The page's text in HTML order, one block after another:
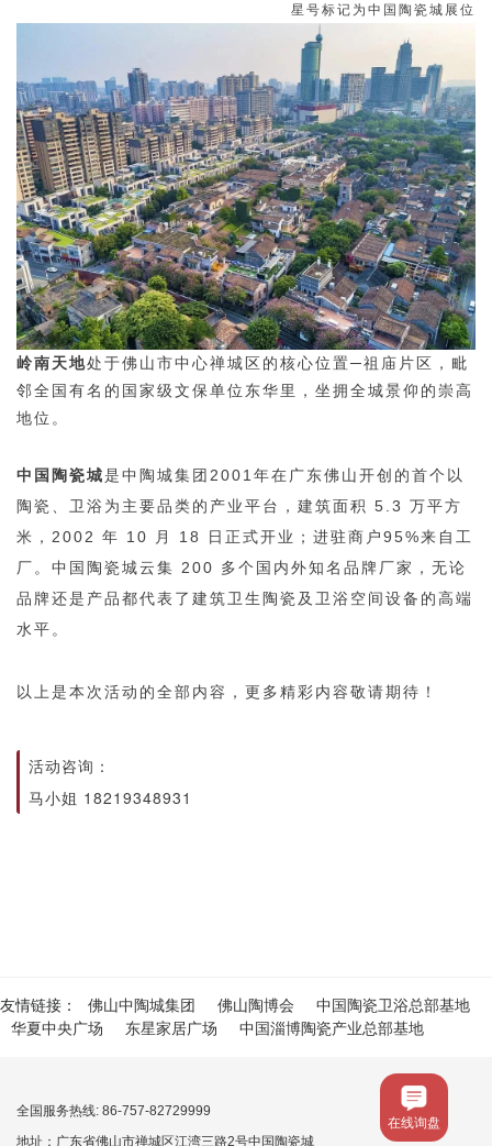
星号标记为中国陶瓷城展位
岭南天地处于佛山市中心禅城区的核心位置─祖庙 片区，毗
邻全国有名的国家级文保单位东华里，坐拥全城景仰的崇高
地位。
中国陶瓷城是中陶城集团2001年在广东佛山开创的首个以
陶瓷、卫浴为主要品类的产业平台，建筑面积 5.3 万平方
米，2002 年 10 月 18 日正式开业；进驻商户95%来自工
厂。 中国陶瓷城云集 200 多个国内外知名品牌厂家，无论
品牌还是产品都代表了建筑卫生陶瓷及卫浴空间设备的高端
水平。
以上是本次活动的全部内容，更多精彩内容敬请期待！
活动咨询：
马小姐 18219348931
友情链接： 佛山中陶城集团 佛山陶博会
中国陶瓷卫浴总部基地
华夏中央广场
东星家居广场 中国淄博陶瓷产业总部基地
全国服务热线: 86-757-82729999
地址：广东省佛山市禅城区江湾三路2号中国陶瓷城
在线询盘